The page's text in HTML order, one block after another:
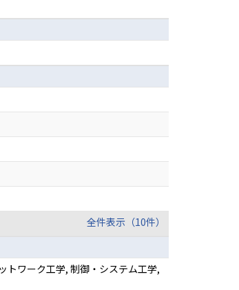
全件表示（10件）
トワーク工学, 制御・システム工学,